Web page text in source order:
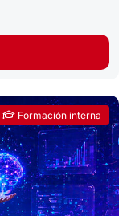
Formación interna